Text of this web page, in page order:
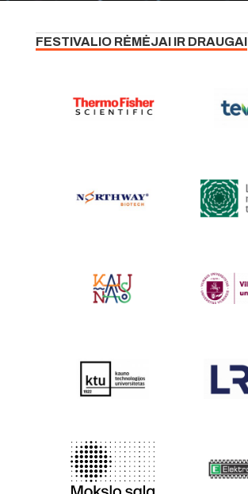
FESTIVALIO RĖMĖJAI IR DRAUGAI